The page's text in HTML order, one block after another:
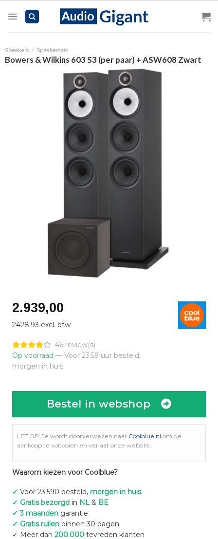
Speakers / Speakersets
Bowers & Wilkins 603 S3 (per paar) + ASW608 Zwart
2.939,00
2428.93 excl. btw
46 review(s)
Op voorraad — Voor 23.59 uur besteld,
morgen in huis
Bestel in webshop
LET OP: Je wordt doorverwezen naar Coolblue.nl om de
aankoop te voltooien en verlaat onze website.
Waarom kiezen voor Coolblue?
✓ Voor 23:590 besteld, morgen in huis
✓ Gratis bezorgd in NL& BE
✓ 3 maanden garantie
✓ Gratis ruilenbinnen 30 dagen
✓ Meer dan 200.000tevreden klanten